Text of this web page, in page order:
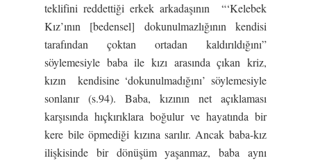
teklifini reddettiği erkek arkadaşının “‘Kelebek
Kız’ının [bedensel] dokunulmazlığının kendisi
tarafından çoktan ortadan kaldırıldığını”
söylemesiyle baba ile kızı arasında çıkan kriz,
kızın kendisine ‘dokunulmadığını’ söylemesiyle
sonlanır (s.94). Baba, kızının net açıklaması
karşısında hıçkırıklara boğulur ve hayatında bir
kere bile öpmediği kızına sarılır. Ancak baba-kız
ilişkisinde bir dönüşüm yaşanmaz, baba aynı